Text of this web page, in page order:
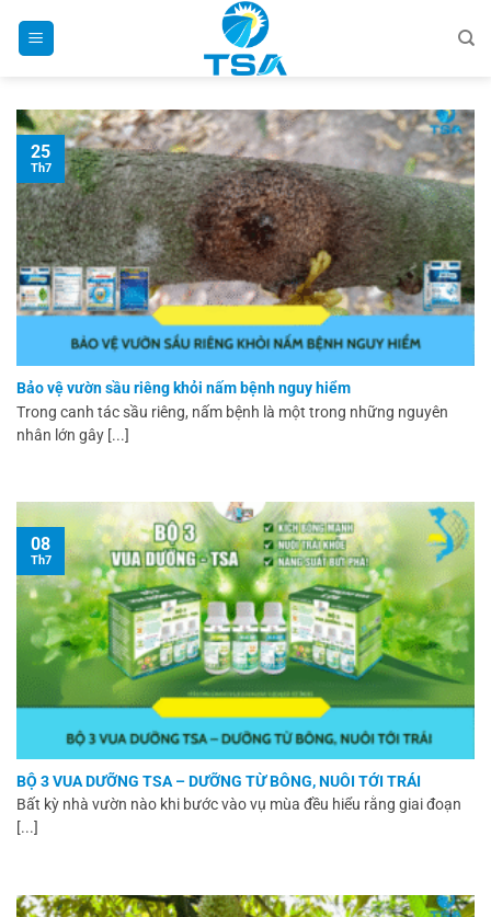
Bảo vệ vườn sầu riêng khỏi nấm bệnh nguy hiểm
Trong canh tác sầu riêng, nấm bệnh là một trong những nguyên
nhân lớn gây [...]
25
Th7
BỘ 3 VUA DƯỠNG TSA – DƯỠNG TỪ BÔNG, NUÔI TỚI TRÁI
Bất kỳ nhà vườn nào khi bước vào vụ mùa đều hiểu rằng giai đoạn
[...]
08
Th7